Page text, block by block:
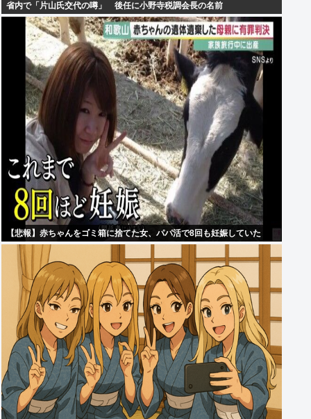
省内で「片山氏交代の噂」 後任に小野寺税調会長の名前
【悲報】赤ちゃんをゴミ箱に捨てた女、パパ活で8回も妊娠していた